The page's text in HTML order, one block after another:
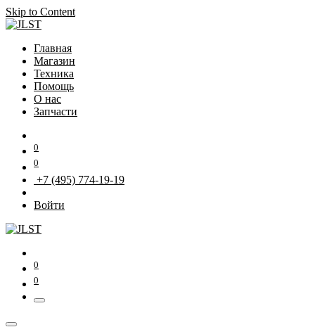
Skip to Content
Главная
Магазин
Техника
Помощь
О нас
Запчасти
0
0
+7 (495) 774-19-19
Войти
0
0